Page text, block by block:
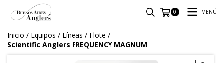
0 MENÚ
Inicio / Equipos / Líneas / Flote /
Scientific Anglers FREQUENCY MAGNUM